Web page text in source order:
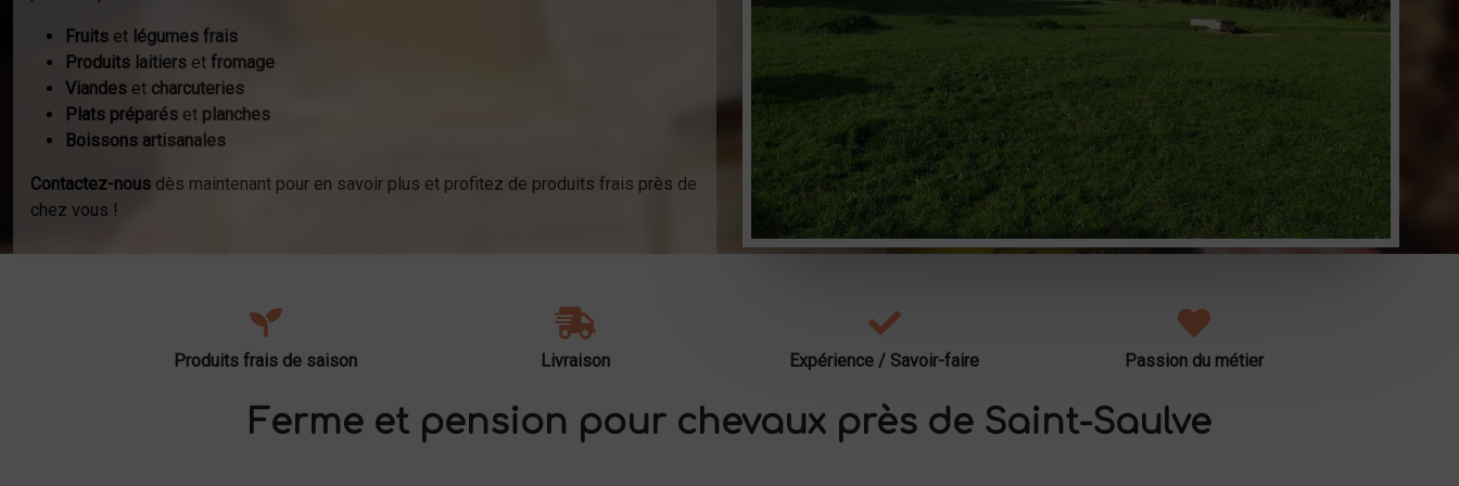
Fruits et légumes frais
Produits laitiers et fromage
Viandes et charcuteries
Plats préparés et planches
Boissons artisanales
Contactez-nous dès maintenant pour en savoir plus et profitez de produits frais près de
chez vous !
Produits frais de saison Livraison Expérience / Savoir-faire Passion du métier
Ferme et pension pour chevaux près de Saint-Saulve